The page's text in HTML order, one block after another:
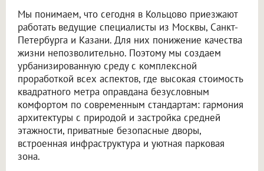
Мы понимаем, что сегодня в Кольцово приезжают
работать ведущие специалисты из Москвы, Санкт-
Петербурга и Казани. Для них понижение качества
жизни непозволительно. Поэтому мы создаем
урбанизированную среду с комплексной
проработкой всех аспектов, где высокая стоимость
квадратного метра оправдана безусловным
комфортом по современным стандартам: гармония
архитектуры с природой и застройка средней
этажности, приватные безопасные дворы,
встроенная инфраструктура и уютная парковая
зона.